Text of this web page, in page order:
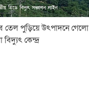
তেল পুড়িয়ে উৎপাদনে গেলো
কেন্দ্র